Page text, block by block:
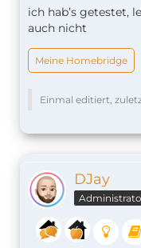
ich hab’s getestet,
auch nicht
Meine Homebridge
Einmal editiert,
DJay